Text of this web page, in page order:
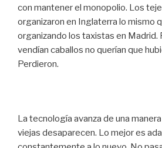
con mantener el monopolio. Los
organizaron en Inglaterra lo mismo
organizando los taxistas en Madrid.
vendían caballos no querían que
Perdieron.
La tecnología avanza de una
viejas desaparecen. Lo mejor es